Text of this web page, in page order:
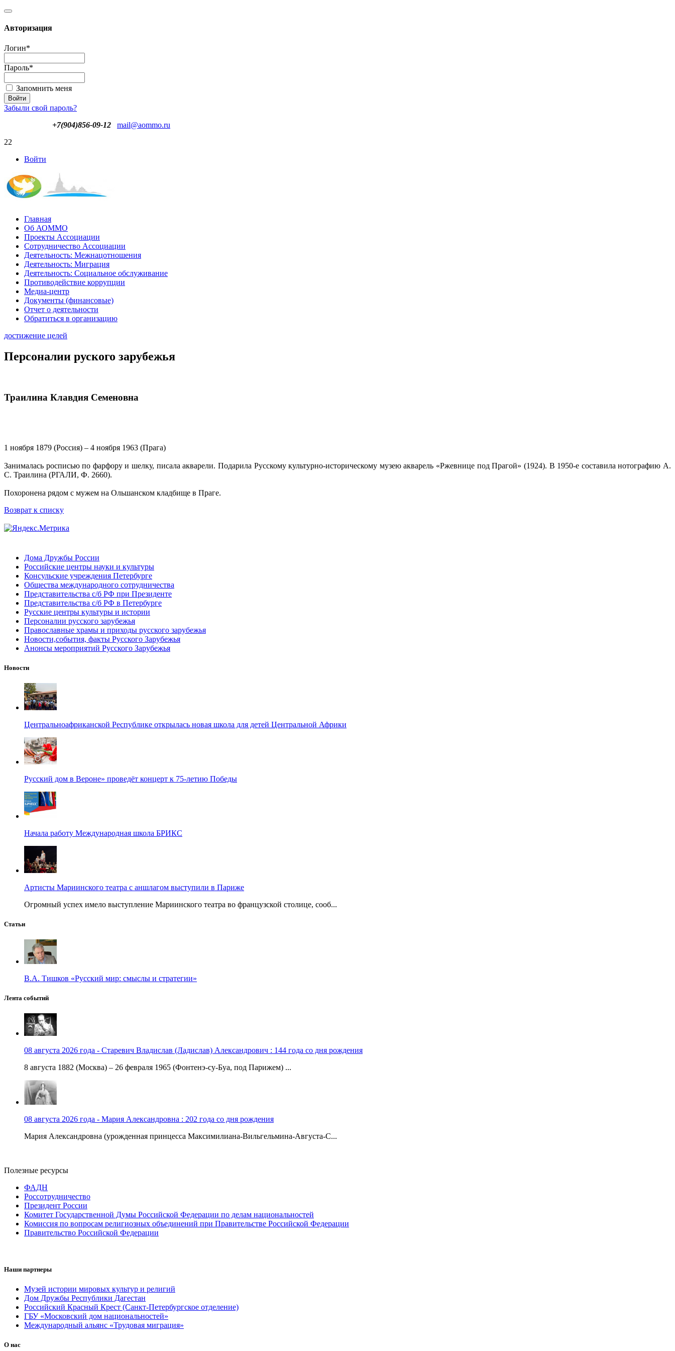
Авторизация
Логин*
Пароль*
Запомнить меня
Забыли свой пароль?
+7(904)856-09-12
mail@aommo.ru
22
Войти
Главная
Об АОММО
Проекты Ассоциации
Сотрудничество Ассоциации
Деятельность: Межнацотношения
Деятельность: Миграция
Деятельность: Социальное обслуживание
Противодействие коррупции
Медиа-центр
Документы (финансовые)
Отчет о деятельности
Обратиться в организацию
достижение целей
Персоналии руского зарубежья
Траилина Клавдия Семеновна
1 ноября 1879 (Россия) – 4 ноября 1963 (Прага)
Занималась росписью по фарфору и шелку, писала акварели. Подарила Русскому культурно-историческому музею акварель «Ржевнице под Прагой» (1924). В 1950-е составила нотографию А.
С. Траилина (РГАЛИ, Ф. 2660).
Похоронена рядом с мужем на Ольшанском кладбище в Праге.
Возврат к списку
Дома Дружбы России
Российские центры науки и культуры
Консульские учреждения Петербурге
Общества международного сотрудничества
Представительства с/б РФ при Президенте
Представительства с/б РФ в Петербурге
Русские центры культуры и истории
Персоналии русского зарубежья
Православные храмы и приходы русского зарубежья
Новости,события, факты Русского Зарубежья
Анонсы мероприятий Русского Зарубежья
Новости
Центральноафриканской Республике открылась новая школа для детей Центральной Африки
Русский дом в Вероне» проведёт концерт к 75-летию Победы
Начала работу Международная школа БРИКС
Артисты Мариинского театра с аншлагом выступили в Париже
Огромный успех имело выступление Мариинского театра во французской столице, сооб...
Статьи
В.А. Тишков «Русский мир: смыслы и стратегии»
Лента событий
08 августа 2026 года - Старевич Владислав (Ладислав) Александрович : 144 года со дня рождения
8 августа 1882 (Москва) – 26 февраля 1965 (Фонтенэ-су-Буа, под Парижем) ...
08 августа 2026 года - Мария Александровна : 202 года со дня рождения
Мария Александровна (урожденная принцесса Максимилиана-Вильгельмина-Августа-С...
Полезные ресурсы
ФАДН
Россотрудничество
Президент России
Комитет Государственной Думы Российской Федерации по делам национальностей
Комиссия по вопросам религиозных объединений при Правительстве Российской Федерации
Правительство Российской Федерации
Наши партнеры
Музей истории мировых культур и религий
Дом Дружбы Республики Дагестан
Российский Красный Крест (Санкт-Петербургское отделение)
ГБУ «Московский дом национальностей»
Международный альянс «Трудовая миграция»
О нас